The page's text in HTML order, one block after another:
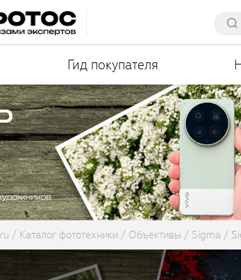
Гид покупателя
Каталог фототехники Объективы Sigma